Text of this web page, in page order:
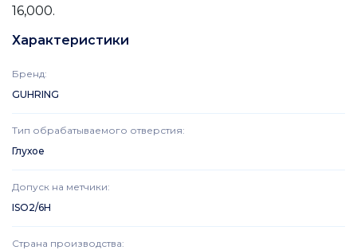
16,000.
Характеристики
Бренд:
GUHRING
Тип обрабатываемого отверстия:
Глухое
Допуск на метчики:
ISO2/6H
Страна производства: